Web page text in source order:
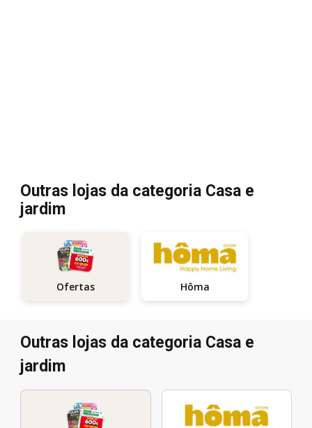
Outras lojas da categoria Casa e
jardim
Ofertas Hôma
Outras lojas da categoria Casa e
jardim